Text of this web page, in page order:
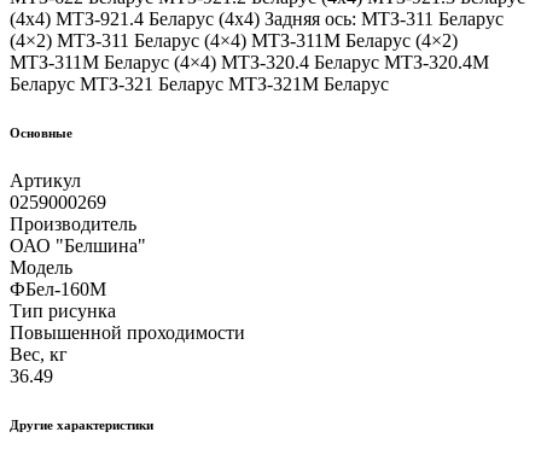
(4х4) МТЗ-921.4 Беларус (4х4) Задняя ось: МТЗ-311 Беларус
(4×2) МТЗ-311 Беларус (4×4) МТЗ-311М Беларус (4×2)
МТЗ-311М Беларус (4×4) МТЗ-320.4 Беларус МТЗ-320.4М
Беларус МТЗ-321 Беларус МТЗ-321М Беларус
Основные
Артикул
0259000269
Производитель
ОАО "Белшина"
Модель
ФБел-160М
Тип рисунка
Повышенной проходимости
Вес, кг
36.49
Другие xарактеристики